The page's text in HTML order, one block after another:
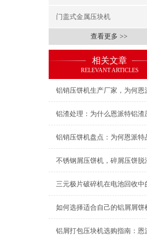
门盖式金属压块机
查看更多 >>
相关文章
RELEVANT ARTICLES